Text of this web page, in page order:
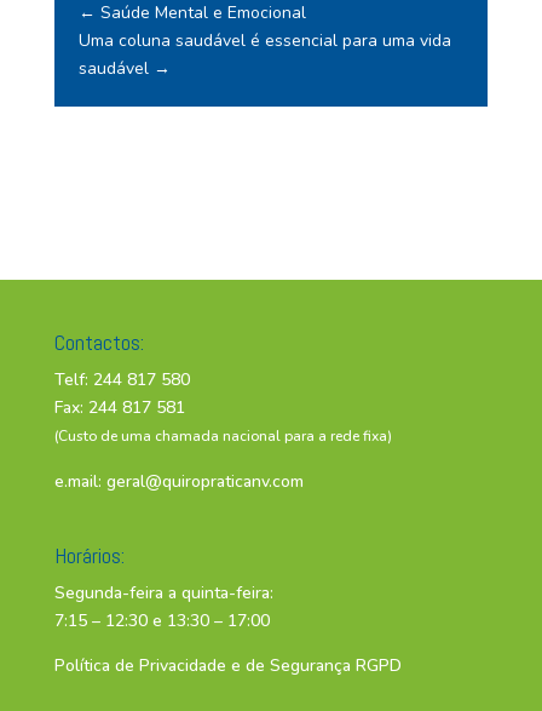
← Saúde Mental e Emocional
Uma coluna saudável é essencial para uma vida
saudável→
Contactos:
Telf: 244 817 580
Fax: 244 817 581
(Custo de uma chamada nacional para a rede fixa)
e.mail: geral@quiropraticanv.com
Horários:
Segunda-feira a quinta-feira:
7:15 – 12:30 e 13:30 – 17:00
Política de Privacidade e de Segurança RGPD